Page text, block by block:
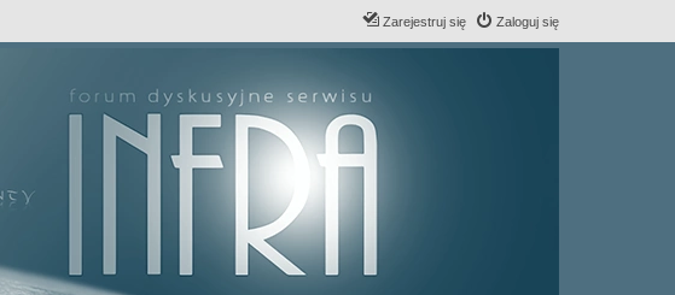
Zaloguj się
Zarejestruj się